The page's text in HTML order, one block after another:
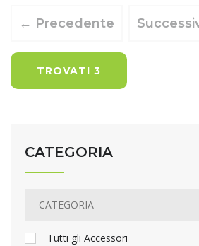
← Precedente
TROVATI 3
CATEGORIA
Tutti gli Accessori